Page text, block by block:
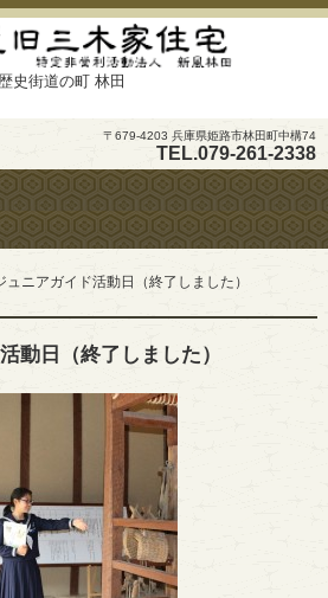
史街道の町 林田
TEL.079-261-2338
〒679-4203 兵庫県姫路市林田町中構74
ュニアガイド活動日（終了しました）
動日（終了しました）